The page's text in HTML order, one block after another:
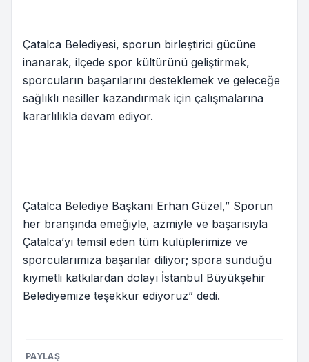
Çatalca Belediyesi, sporun birleştirici gücüne
inanarak, ilçede spor kültürünü geliştirmek,
sporcuların başarılarını desteklemek ve geleceğe
sağlıklı nesiller kazandırmak için çalışmalarına
kararlılıkla devam ediyor.
Çatalca Belediye Başkanı Erhan Güzel,” Sporun
her branşında emeğiyle, azmiyle ve başarısıyla
Çatalca’yı temsil eden tüm kulüplerimize ve
sporcularımıza başarılar diliyor; spora sunduğu
kıymetli katkılardan dolayı İstanbul Büyükşehir
Belediyemize teşekkür ediyoruz” dedi.
PAYLAŞ